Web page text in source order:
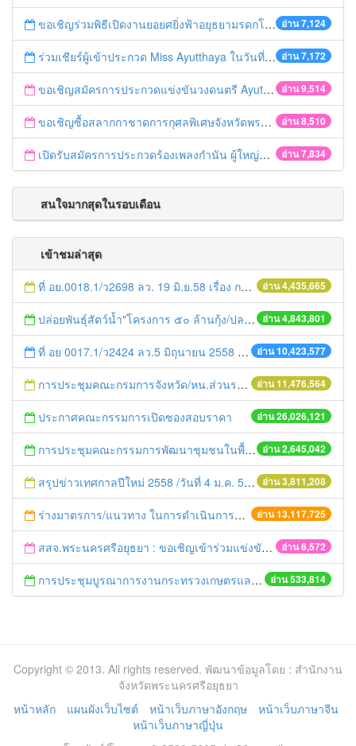
อ่าน 7,124
ขอเชิญร่วมพิธีเปิดงานยอยศยิ่งฟ้าอยุธยามรดกโลก
อ่าน 7,172
ร่วมเชียร์ผู้เข้าประกวด Miss Ayutthaya ในวันที่ 15 ธันวาคม 2560
อ่าน 9,514
ขอเชิญสมัครการประกวดแข่งขันวงดนตรี Ayutthaya battle of the bands
อ่าน 8,510
ขอเชิญซื้อสลากกาชาดการกุศลพิเศษจังหวัดพระนครศรีอยุธยา 2560
อ่าน 7,834
เปิดรับสมัครการประกวดร้องเพลงกำนัน ผู้ใหญ่บ้าน ฯลฯ
สนใจมากสุดในรอบเดือน
เข้าชมล่าสุด
อ่าน 4,435,665
ที่ อย.0018.1/ว2698 ลว. 19 มิ.ย.58 เรื่อง การแก้ไขปัญหาหนี้สินให้แก่เกษตรกร
อ่าน 4,843,801
ปล่อยพันธุ์สัตว์น้ำ"โครงการ ๕๐ ล้านกุ้ง/ปลา ฟื้นชีวิตใหม่ให้เจ้าพระยา
อ่าน 10,423,577
ที่ อย 0017.1/ว2424 ลว.5 มิถุนายน 2558 เรื่อง แจ้งกำหนดตรวจประเมินและให้คะแนนหน่วยงานที่สมัครเข้าร่วมโครงการพัฒนาหน่วยงานต้นแบบในการจัดตั้งศูนย์ข้อมูลข่าวสารของราชการฯ ประจำปีงบประมาณ พ.ศ. 2558
อ่าน 11,476,564
การประชุมคณะกรมการจังหวัด/หน.ส่วนราชการประจำเดือน มิถุนายน 2558
อ่าน 26,026,121
ประกาศคณะกรรมการเปิดซองสอบราคา
อ่าน 2,645,042
การประชุมคณะกรรมการพัฒนาชุมชนในพื้นที่รอบโรงไฟฟ้า (คพรฟ.) ครั้งที่ 2/2558 กองทุนพัฒนาไฟฟ้าบริษัท โรจนะเพาเวอร์ จำกัด
อ่าน 3,811,208
สรุปข่าวเทศกาลปีใหม่ 2558 /วันที่ 4 ม.ค. 58
อ่าน 13,117,725
ร่างมาตรการ/แนวทาง ในการดำเนินการประกอบการตรวจราชการแบบบูรณาการ
อ่าน 6,572
สสจ.พระนครศรีอยุธยา : ขอเชิญเข้าร่วมแข่งขันฮูล่าฮูป
อ่าน 533,814
การประชุมบูรณาการงานกระทรวงเกษตรและสหกรณ์สู่การปฏิบัติในระดับพื้นที่ ครั้งที่1/2558
Copyright © 2013. All rights reserved. พัฒนาข้อมูลโดย : สำนักงาน
จังหวัดพระนครศรีอยุธยา
หน้าหลัก
แผนผังเว็บไซต์ หน้าเว็บภาษาอังกฤษ
หน้าเว็บภาษาจีน
หน้าเว็บภาษาญี่ปุ่น